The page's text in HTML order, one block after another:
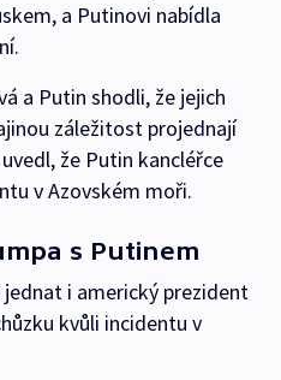
a Putinovi nabídla
a Putin shodli, že jejich
záležitost projednají
že Putin kancléřce
v Azovském moři.
s Putinem
i americký prezident
kvůli incidentu v